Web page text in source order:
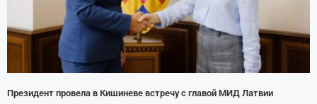
Президент провела в Кишиневе встречу с главой МИД Латвии